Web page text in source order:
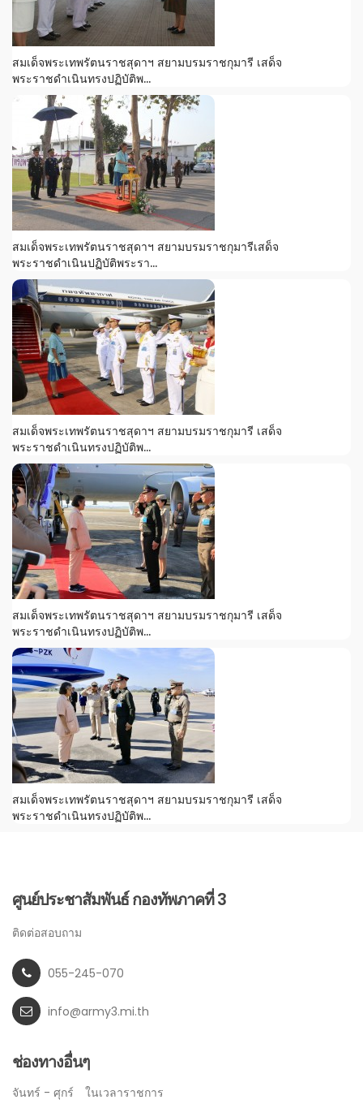
สมเด็จพระเทพรัตนราชสุดาฯ สยามบรมราชกุมารี เสด็จ
พระราชดำเนินทรงปฏิบัติพ...
สมเด็จพระเทพรัตนราชสุดาฯ สยามบรมราชกุมารีเสด็จ
พระราชดำเนินปฏิบัติพระรา...
สมเด็จพระเทพรัตนราชสุดาฯ สยามบรมราชกุมารี เสด็จ
พระราชดำเนินทรงปฏิบัติพ...
สมเด็จพระเทพรัตนราชสุดาฯ สยามบรมราชกุมารี เสด็จ
พระราชดำเนินทรงปฏิบัติพ...
สมเด็จพระเทพรัตนราชสุดาฯ สยามบรมราชกุมารี เสด็จ
พระราชดำเนินทรงปฏิบัติพ...
ศูนย์ประชาสัมพันธ์ กองทัพภาคที่ 3
ติดต่อสอบถาม
055-245-070
info@army3.mi.th
ช่องทางอื่นๆ
จันทร์ - ศุกร์ ในเวลาราชการ